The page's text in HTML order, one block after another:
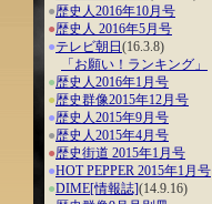
●歴史人2016年10月号
●歴史人 2016年5月号
●テレビ朝日 (16.3.8)
「お願い！ランキング」
●歴史人2016年1月号
●歴史群像2015年12月号
●歴史人2015年9月号
●歴史人2015年4月号
●歴史街道 2015年1月号
●HOT PEPPER 2015年1月号
●DIME[情報誌](14.9.16)